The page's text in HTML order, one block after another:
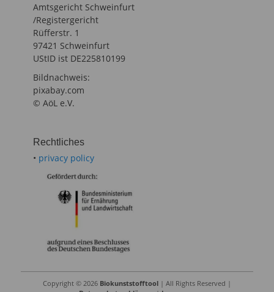
Amtsgericht Schweinfurt
/Registergericht
Rüfferstr. 1
97421 Schweinfurt
UStID ist DE225810199
Bildnachweis:
pixabay.com
© AöL e.V.
Rechtliches
• privacy policy
Copyright © 2026 Biokunststofftool | All Rights Reserved |